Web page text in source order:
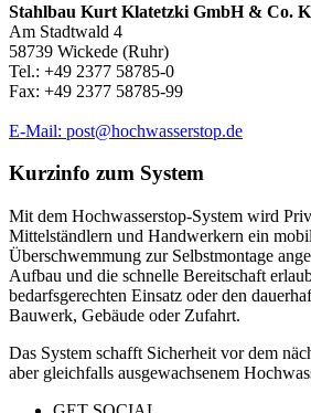
Stahlbau Kurt Klatetzki GmbH & Co.
Am Stadtwald 4
58739 Wickede (Ruhr)
Tel.: +49 2377 58785-0
Fax: +49 2377 58785-99
E-Mail: post@hochwasserstop.de
Kurzinfo zum System
Mit dem Hochwasserstop-System wird
Mittelständlern und Handwerkern ein
Überschwemmung zur Selbstmontage
Aufbau und die schnelle Bereitschaft
bedarfsgerechten Einsatz oder den
Bauwerk, Gebäude oder Zufahrt.
Das System schafft Sicherheit vor dem
aber gleichfalls ausgewachsenem